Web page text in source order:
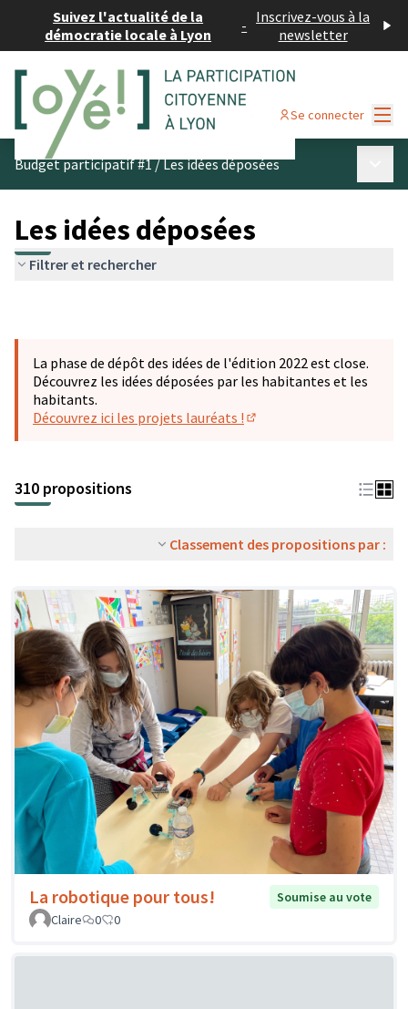
Suivez l'actualité de la
démocratie locale à Lyon
- Inscrivez-vous à la
newsletter
Se connecter
Budget participatif #1/Les idées déposées
Les idées déposées
Filtrer et rechercher
La phase de dépôt des idées de l'édition 2022 est close.
Découvrez les idées déposées par les habitantes et les
habitants.
Découvrez ici les projets lauréats !
310 propositions
Classement des propositions par :
La robotique pour tous!
Soumise au vote
Claire
0 0